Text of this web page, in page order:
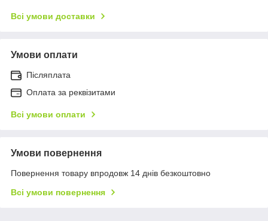
Всі умови доставки
Умови оплати
Післяплата
Оплата за реквізитами
Всі умови оплати
Умови повернення
Повернення товару впродовж 14 днів безкоштовно
Всі умови повернення